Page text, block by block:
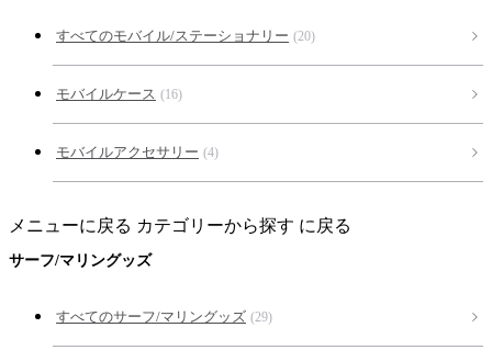
すべてのモバイル/ステーショナリー (20)
モバイルケース (16)
モバイルアクセサリー (4)
メニューに戻る カテゴリーから探す に戻る
サーフ/マリングッズ
すべてのサーフ/マリングッズ (29)